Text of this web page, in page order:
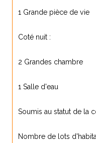
1 Grande pièce de vie
Coté nuit :
2 Grandes chambre
1 Salle d'eau
Soumis au statut de la
Nombre de lots